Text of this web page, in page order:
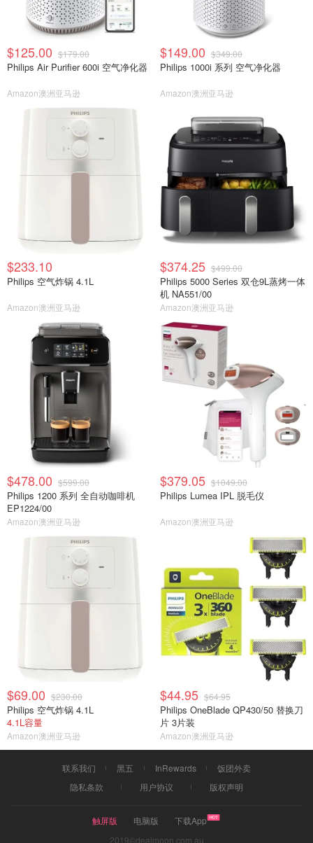
$125.00 $179.00
Philips Air Purifier 600i 空气净化器
Amazon澳洲亚马逊
$149.00 $349.00
Philips 1000i 系列 空气净化器
Amazon澳洲亚马逊
$233.10
Philips 空气炸锅 4.1L
Amazon澳洲亚马逊
$374.25 $499.00
Philips 5000 Series 双仓9L蒸烤一体
机 NA551/00
Amazon澳洲亚马逊
$478.00 $599.00
Philips 1200 系列 全自动咖啡机
EP1224/00
Amazon澳洲亚马逊
$379.05 $1049.00
Philips Lumea IPL 脱毛仪
Amazon澳洲亚马逊
$69.00 $230.00
Philips 空气炸锅 4.1L
4.1L容量
Amazon澳洲亚马逊
$44.95 $64.95
Philips OneBlade QP430/50 替换刀
片 3片装
Amazon澳洲亚马逊
联系我们 黑五 InRewards
饭团外卖
隐私条款
用户协议 版权声明
触屏版 电脑版
下载App
2019©dealmoon.com.au